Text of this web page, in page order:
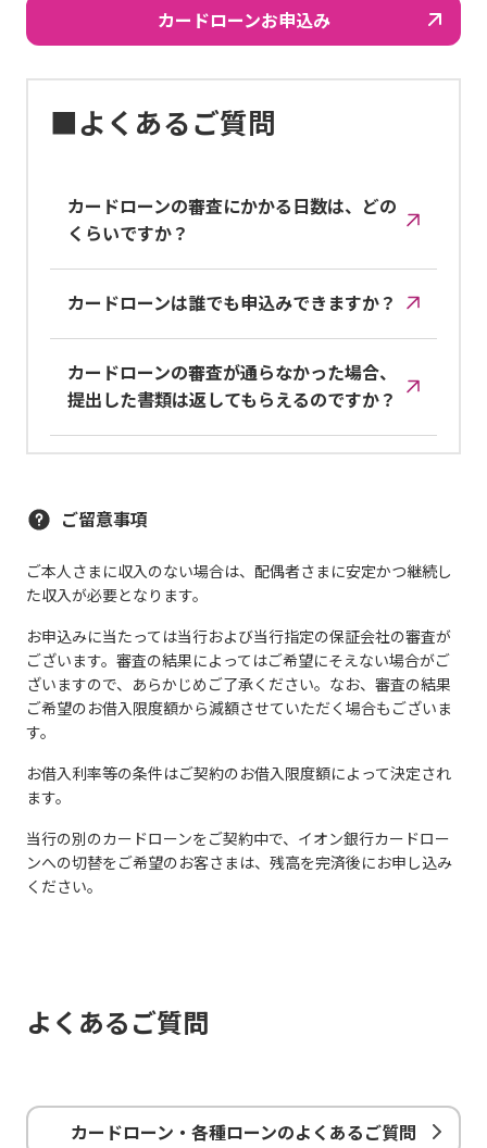
カードローンお申込み
■よくあるご質問
カードローンの審査にかかる日数は、どの
くらいですか？
カードローンは誰でも申込みできますか？
カードローンの審査が通らなかった場合、
提出した書類は返してもらえるのですか？
ご留意事項
ご本人さまに収入のない場合は、配偶者さまに安定かつ継続し
た収入が必要となります。
お申込みに当たっては当行および当行指定の保証会社の審査が
ございます。審査の結果によってはご希望にそえない場合がご
ざいますので、あらかじめご了承ください。なお、審査の結果
ご希望のお借入限度額から減額させていただく場合もございま
す。
お借入利率等の条件はご契約のお借入限度額によって決定され
ます。
当行の別のカードローンをご契約中で、イオン銀行カードロー
ンへの切替をご希望のお客さまは、残高を完済後にお申し込み
ください。
よくあるご質問
カードローン・各種ローンのよくあるご質問